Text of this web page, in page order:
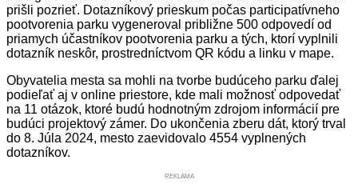
prišli pozrieť. Dotazníkový prieskum počas participatívneho
pootvorenia parku vygeneroval približne 500 odpovedí od
priamych účastníkov pootvorenia parku a tých, ktorí vyplnili
dotazník neskôr, prostredníctvom QR kódu a linku v mape.
Obyvatelia mesta sa mohli na tvorbe budúceho parku ďalej
podieľať aj v online priestore, kde mali možnosť odpovedať
na 11 otázok, ktoré budú hodnotným zdrojom informácií pre
budúci projektový zámer. Do ukončenia zberu dát, ktorý trval
do 8. Júla 2024, mesto zaevidovalo 4554 vyplnených
dotazníkov.
REKLAMA